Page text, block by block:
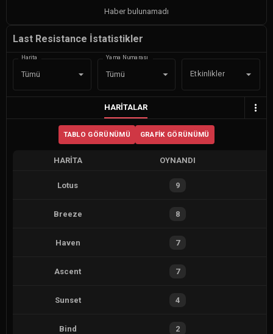
Haber bulunamadı
Last Resistance İstatistikler
Harita
Tümü
Yama Numarası
Tümü Etkinlikler
HARITALAR
TABLO GÖRÜNÜMÜ GRAFIK GÖRÜNÜMÜ
HARITA OYNANDI
Lotus 9
Breeze 8
Haven 7
Ascent 7
Sunset 4
Bind 2